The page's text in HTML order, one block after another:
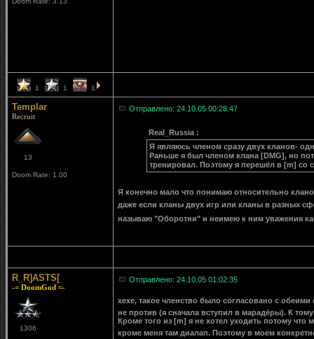
1 1 1
Templar
Recruit
13
Doom Rate: 1.00
Отправлено: 24.10.05 00:28:47
Real_Russia :
Я являюсь членом сразу двух кланов-
Раньше я был членом клана [DMG], но
тренировал. Поэтому я перешёл в [m] со
Я конечно мало что понимаю относительно
даже если кланы двух игр или кланы в разных
называю "Оборотни" и неимею к ним уважения
R_R]ASTS[
-= DoomGod =-
1306
Отправлено: 24.10.05 01:02:35
хехе, такое членство было согласовано с
не против (я сначала вступил в марадёры). К
Кроме того из [m] я не хотел уходить потому что
кроме меня там диалап. Поэтому в моём